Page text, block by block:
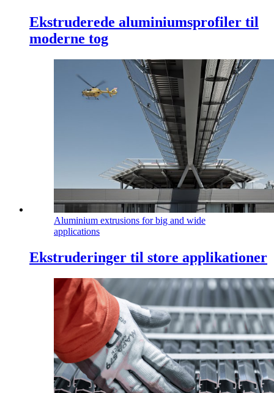
Ekstruderede aluminiumsprofiler til
moderne tog
Aluminium extrusions for big and wide
applications
Ekstruderinger til store applikationer